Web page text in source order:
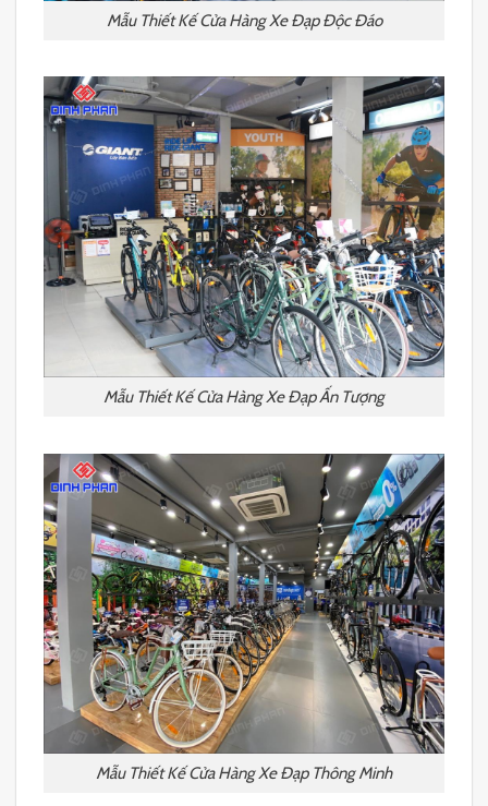
Mẫu Thiết Kế Cửa Hàng Xe Đạp Độc Đáo
Mẫu Thiết Kế Cửa Hàng Xe Đạp Ấn Tượng
Mẫu Thiết Kế Cửa Hàng Xe Đạp Thông Minh